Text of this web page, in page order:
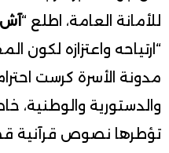
للأمانة العامة، اطلع “آش
“ارتياحه واعتزازه لكون
مدونة الأسرة كرست
والدستورية والوطنية،
تؤطرها نصوص قرآنية